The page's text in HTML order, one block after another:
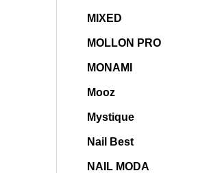
MIXED
MOLLON PRO
MONAMI
Mooz
Mystique
Nail Best
NAIL MODA